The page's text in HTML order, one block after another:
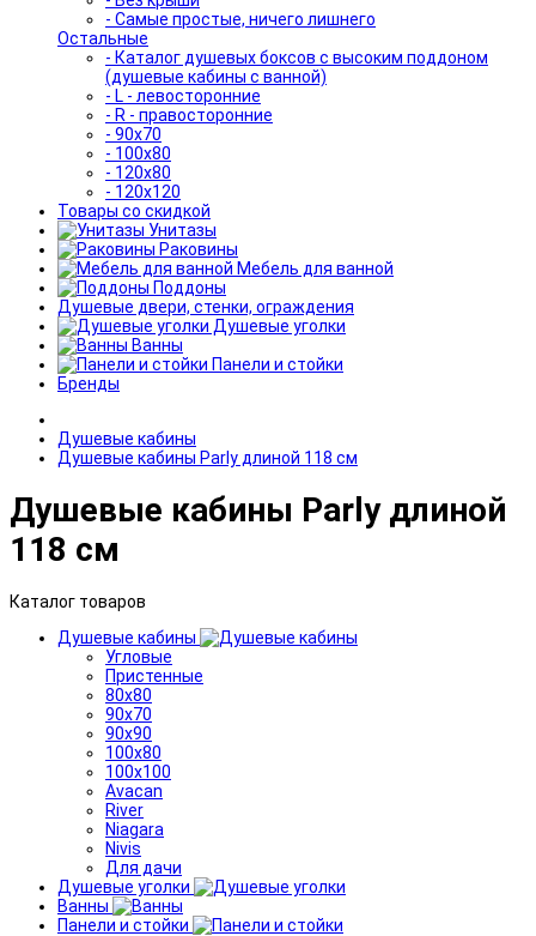
- Самые простые, ничего лишнего
Остальные
- Каталог душевых боксов с высоким поддоном
(душевые кабины с ванной)
- L - левосторонние
- R - правосторонние
- 90x70
- 100x80
- 120x80
- 120x120
Товары со скидкой
Унитазы
Раковины
Мебель для ванной
Поддоны
Душевые двери, стенки, ограждения
Душевые уголки
Ванны
Панели и стойки
Бренды
Душевые кабины
Душевые кабины Parly длиной 118 см
Душевые кабины Parly длиной
118 см
Каталог товаров
Душевые кабины
Угловые
Пристенные
80x80
90x70
90x90
100x80
100x100
Avacan
River
Niagara
Nivis
Для дачи
Душевые уголки
Ванны
Панели и стойки